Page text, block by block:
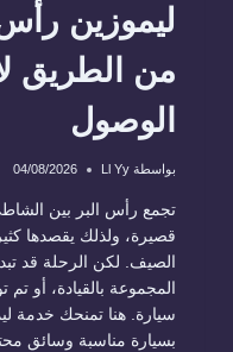
ليموزين
من الطريق
الوصول
بواسطة Ll Yy
04/08/2026
تجمع رأس البر بين
قصيرة، ولذلك يقصدها
الصيف. لكن الرحلة قد
المجموعة بالقيادة، أو
سيارة. هنا تمنحك خدمة
بسيارة مناسبة وسائق